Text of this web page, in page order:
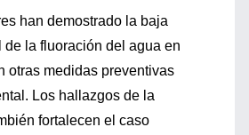
han demostrado la baja
de la fluoración del agua en
otras medidas preventivas
Los hallazgos de la
fortalecen el caso